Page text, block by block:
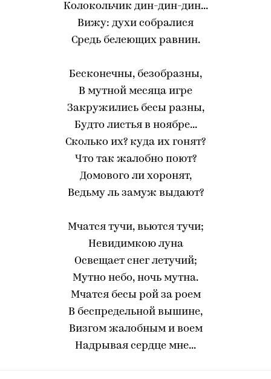
Колокольчик дин-дин-дин...
Вижу: духи собралися
Средь белеющих равнин.
Бесконечны, безобразны,
В мутной месяца игре
Закружились бесы разны,
Будто листья в ноябре...
Сколько их? куда их гонят?
Что так жалобно поют?
Домового ли хоронят,
Ведьму ль замуж выдают?
Мчатся тучи, вьются тучи;
Невидимкою луна
Освещает снег летучий;
Мутно небо, ночь мутна.
Мчатся бесы рой за роем
В беспредельной вышине,
Визгом жалобным и воем
Надрывая сердце мне...